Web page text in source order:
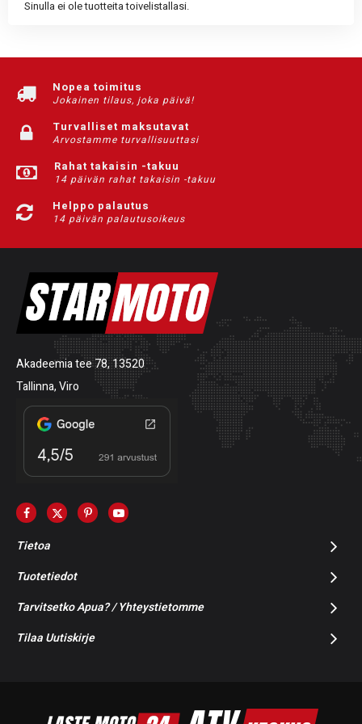
Sinulla ei ole tuotteita toivelistallasi.
Nopea toimitus
Jokainen tilaus, joka päivä!
Turvalliset maksutavat
Arvostamme turvallisuuttasi
Rahat takaisin -takuu
14 päivän rahat takaisin -takuu
Helppo palautus
14 päivän palautusoikeus
Akadeemia tee 78, 13520
Tallinna, Viro
Tietoa
Tuotetiedot
Tarvitsetko Apua? / Yhteystietomme
Tilaa Uutiskirje